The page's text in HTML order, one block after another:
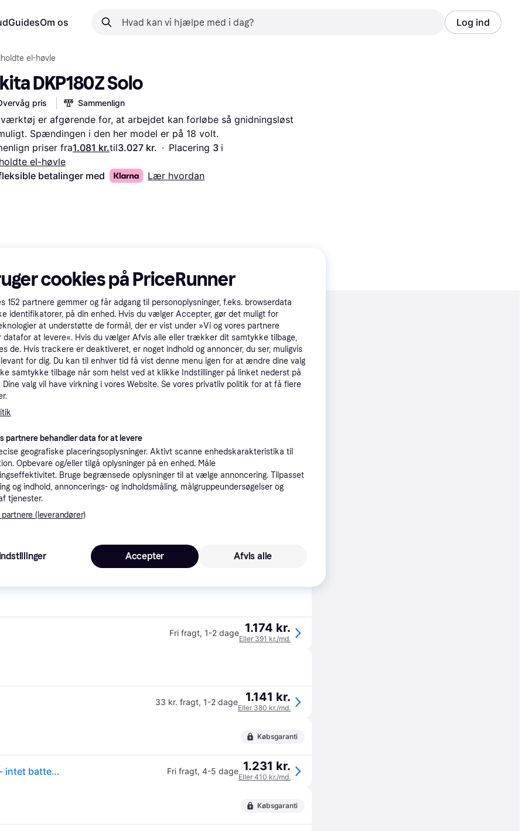
GuidesOm os Log ind
el-høvle
DKP180Z Solo
pris Sammenlign
er afgørende for, at arbejdet kan forløbe så gnidningsløst
Spændingen i den her model er på 18 volt.
priser fra1.081 kr.til3.027 kr. · Placering 3 i
el-høvle
betalinger med
Lær hvordan
Promoveret
MAKITA DKP180Z (SOLO) Batteridrevet høvl, 18V (Uden batteri og lader) 39 kr. fragt ,6-9 dage 1.081 kr.
Fri fragt 1-2 dage 1.133 kr.
Fri fragt 1.174 kr.
Fri fragt, 1-2 dage 1.174 kr.
Eller 391 kr./md.
33 kr. fragt, 1-2 dage 1.141 kr.
Eller 380 kr./md.
Købsgaranti
(ComputerSalg) Makita DKP180Z - Høvl - ledningfri - intet batteri - 18 V Fri fragt, 4-5 dage 1.231 kr.
Eller 410 kr./md.
Købsgaranti
cookies på PriceRunner
152 partnere gemmer og får adgang til personoplysninger, f.eks. browserdata
identifikatorer, på din enhed. Hvis du vælger Accepter, gør det muligt for
at understøtte de formål, der er vist under »Vi og vores partnere
datafor at levere«. Hvis du vælger Afvis alle eller trækker dit samtykke tilbage,
de. Hvis trackere er deaktiveret, er noget indhold og annoncer, du ser, muligvis
for dig. Du kan til enhver tid få vist denne menu igen for at ændre dine valg
samtykke tilbage når som helst ved at klikke Indstillinger på linket nederst på
Dine valg vil have virkning i vores Website. Se vores privatliv politik for at få flere
partnere behandler data for at levere
geografiske placeringsoplysninger. Aktivt scanne enhedskarakteristika til
Opbevare og/eller tilgå oplysninger på en enhed. Måle
Bruge begrænsede oplysninger til at vælge annoncering. Tilpasset
og indhold, annoncerings- og indholdsmåling, målgruppeundersøgelser og
tjenester.
(leverandører)
Afvis alle
Accepter